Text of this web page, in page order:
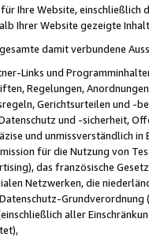
Ihre Website,
Ihrer Website gezeigte
damit verbundene
Links und
Regelungen,
Gerichtsurteilen und -
und -sicherheit,
und unmissverständlich
für die Nutzung von
das französische
Netzwerken, die
aller